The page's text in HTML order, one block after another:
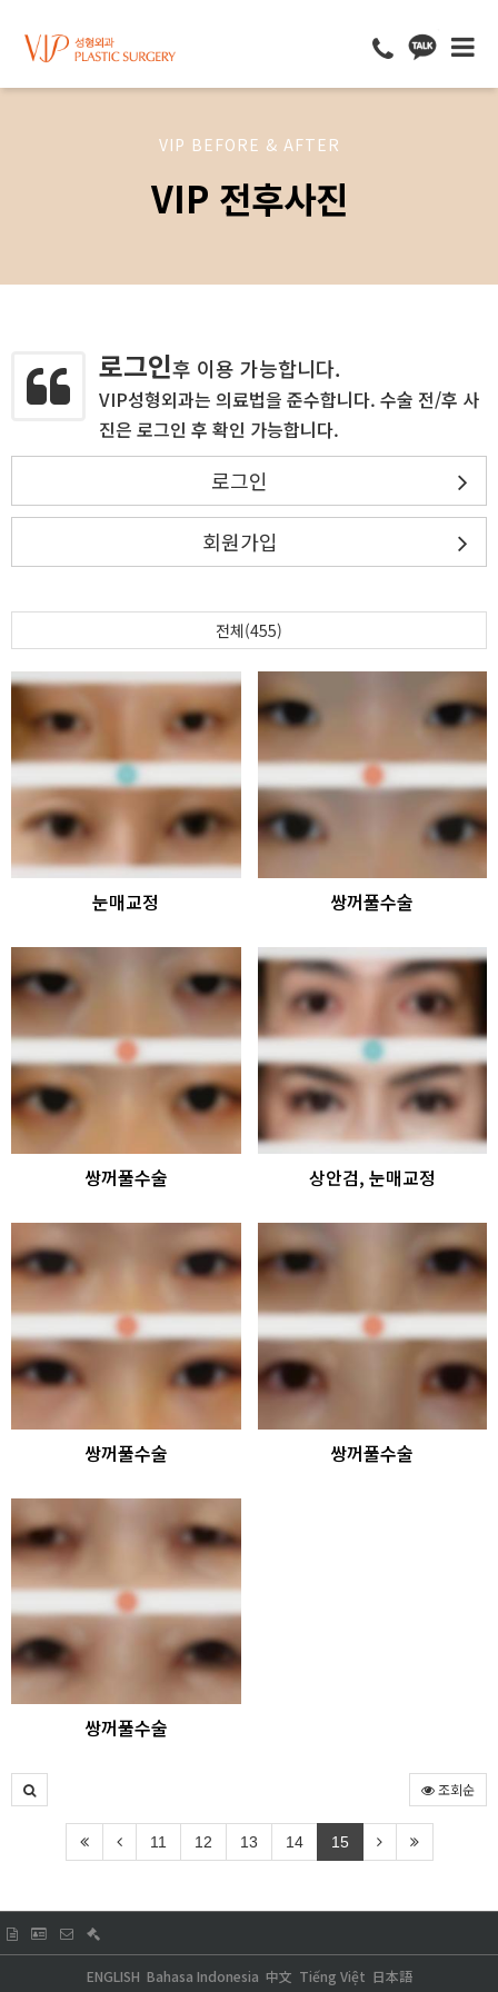
VIP BEFORE & AFTER
VIP 전후사진
로그인후 이용 가능합니다.
VIP성형외과는 의료법을 준수합니다. 수술 전/후 사
진은 로그인 후 확인 가능합니다.
로그인
회원가입
전체(455)
눈매교정 쌍꺼풀수술
쌍꺼풀수술 상안검, 눈매교정
쌍꺼풀수술 쌍꺼풀수술
쌍꺼풀수술
조회순
11 12 13 14 15
日本語
Tiếng Việt
中文
Bahasa Indonesia
ENGLISH